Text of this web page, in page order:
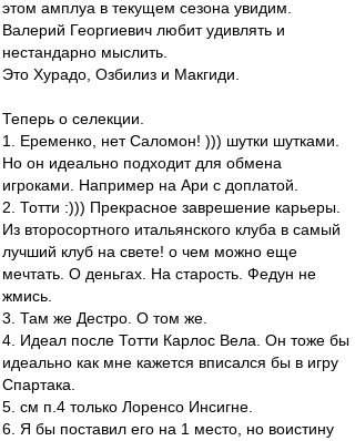
этом амплуа в текущем сезона увидим.
Валерий Георгиевич любит удивлять и
нестандарно мыслить.
Это Хурадо, Озбилиз и Макгиди.
Теперь о селекции.
1. Еременко, нет Саломон! ))) шутки шутками.
Но он идеально подходит для обмена
игроками. Например на Ари с доплатой.
2. Тотти :))) Прекрасное заврешение карьеры.
Из второсортного итальянского клуба в самый
лучший клуб на свете! о чем можно еще
мечтать. О деньгах. На старость. Федун не
жмись.
3. Там же Дестро. О том же.
4. Идеал после Тотти Карлос Вела. Он тоже бы
идеально как мне кажется вписался бы в игру
Спартака.
5. см п.4 только Лоренсо Инсигне.
6. Я бы поставил его на 1 место, но воистину